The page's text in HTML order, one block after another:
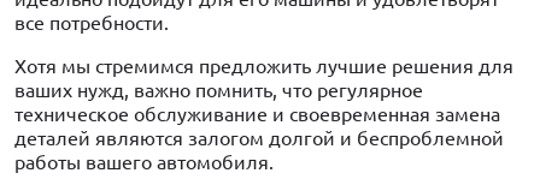
все потребности.
Хотя мы стремимся предложить лучшие решения для
ваших нужд, важно помнить, что регулярное
техническое обслуживание и своевременная замена
деталей являются залогом долгой и беспроблемной
работы вашего автомобиля.